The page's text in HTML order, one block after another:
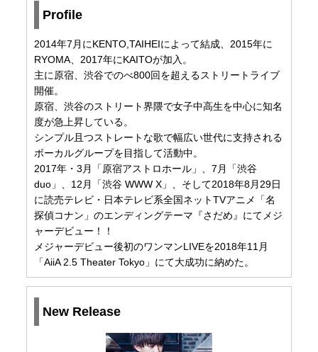
Profile
2014年7月にKENTO,TAIHEIによって結成、2015年に
RYOMA、2017年にKAITOが加入。
主に原宿、渋谷でのべ800回を超えるストリートライブ
開催。
原宿、渋谷のストリート界隈で女子中高生を中心に知名
度が急上昇している。
シンプル且つストレートな歌で幅広い世代に支持される
ボーカルグループを目指して活動中。
2017年・3月「原宿アストロホール」、7月「渋谷
duo」、12月「渋谷 WWW X」、そして2018年8月29日
に読売テレビ・日本テレビ系全国ネットTVアニメ「名
探偵コナン」のエンディングテーマ『さだめ』にてメジ
ャーデビュー！！
メジャーデビュー後初のワンマンLIVEを2018年11月
「AiiA 2.5 Theater Tokyo」にて大成功に納めた。
New Release